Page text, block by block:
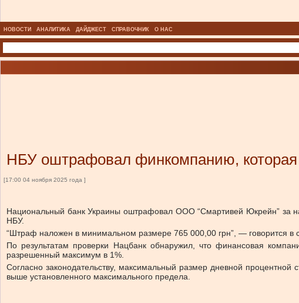
НОВОСТИ АНАЛИТИКА ДАЙДЖЕСТ СПРАВОЧНИК О НАС
НБУ оштрафовал финкомпанию,
[17:00 04 ноября 2025 года ]
Национальный банк Украины оштрафовал ООО “Смартивей Юкрейн” за
НБУ.
“Штраф наложен в минимальном размере 765 000,00 грн”, — говорится в
По результатам проверки Нацбанк обнаружил, что финансовая
разрешенный максимум в 1%.
Согласно законодательству, максимальный размер дневной
выше установленного максимального предела.